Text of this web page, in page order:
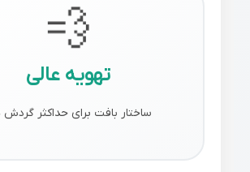
💨
تهویه عالی
ساختار بافت برای حداکثر گردش